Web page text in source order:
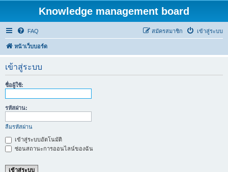
Knowledge management board
FAQ เข้าสู่ระบบ
สมัครสมาชิก
หน้าเว็บบอร์ด
เข้าสู่ระบบ
ชื่อผู้ใช้:
รหัสผ่าน:
ลืมรหัสผ่าน
เข้าสู่ระบบอัตโนมัติ
ซ่อนสถานะการออนไลน์ของฉัน